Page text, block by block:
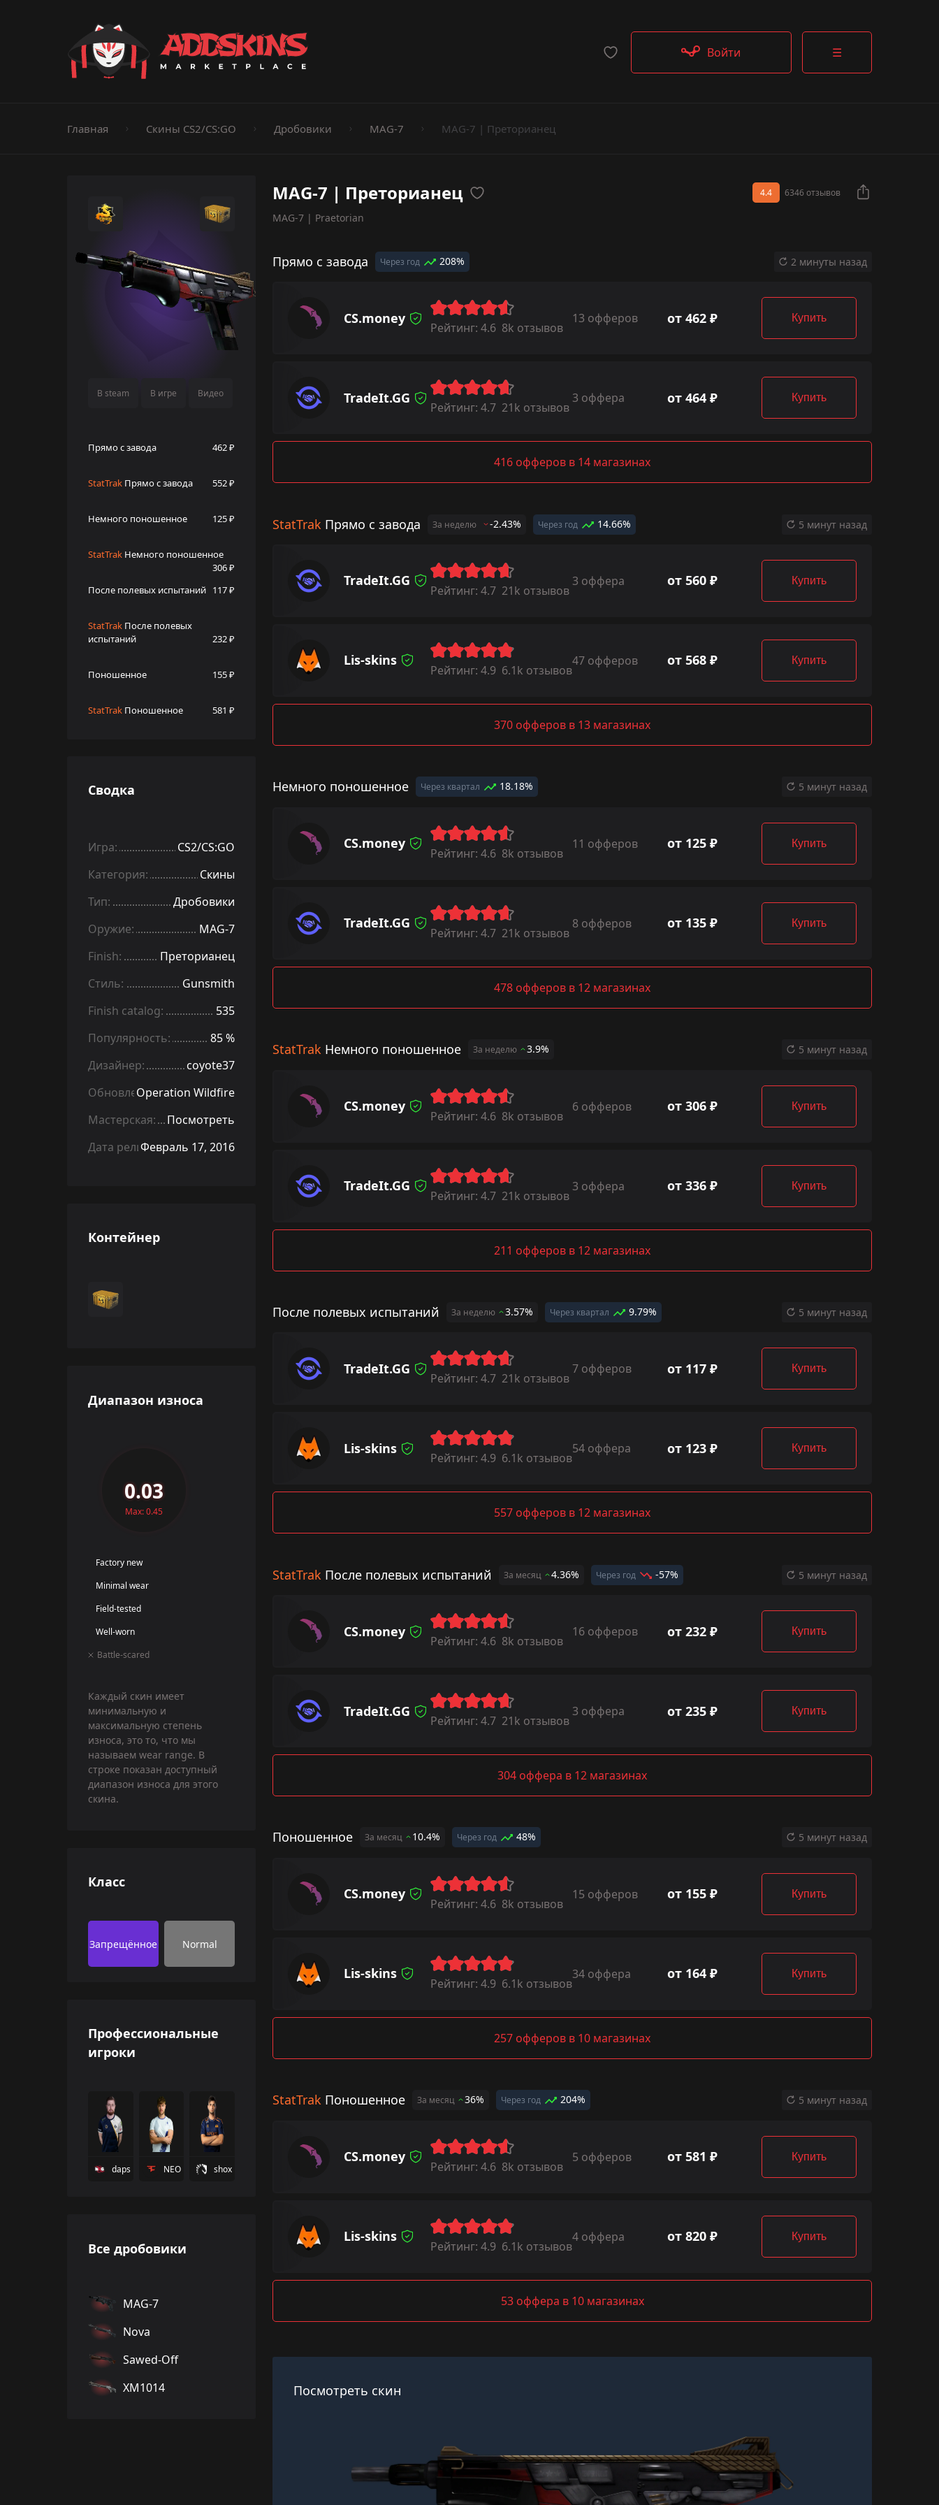
☰
Пистолеты
Ножи
Штурмовые винтовки
Войти
Главная Скины CS2/CS:GO Дробовики MAG-7 MAG-7 | Преторианец
MAG-7 | Преторианец
MAG-7 | Praetorian
4.4 6346 отзывов
В steam В игре Видео
Прямо с завода 462 ₽
StatTrak Прямо с завода 552 ₽
Немного поношенное 125 ₽
StatTrak Немного поношенное
306 ₽
После полевых испытаний 117 ₽
StatTrak После полевых
испытаний
232 ₽
Поношенное 155 ₽
StatTrak Поношенное 581 ₽
Прямо с завода Через год 208% 2 минуты назад
CS.money
Рейтинг: 4.6 8k отзывов
13 офферов от 462 ₽ Купить
TradeIt.GG
Рейтинг: 4.7 21k отзывов
3 оффера от 464 ₽ Купить
416 офферов в 14 магазинах
StatTrak Прямо с завода За неделю -2.43% Через год 14.66% 5 минут назад
TradeIt.GG
Рейтинг: 4.7 21k отзывов
3 оффера от 560 ₽ Купить
Lis-skins
Рейтинг: 4.9 6.1k отзывов
47 офферов от 568 ₽ Купить
370 офферов в 13 магазинах
Немного поношенное Через квартал 18.18% 5 минут назад
CS.money
Рейтинг: 4.6 8k отзывов
11 офферов от 125 ₽ Купить
TradeIt.GG
Рейтинг: 4.7 21k отзывов
8 офферов от 135 ₽ Купить
478 офферов в 12 магазинах
StatTrak Немного поношенное За неделю 3.9% 5 минут назад
CS.money
Рейтинг: 4.6 8k отзывов
6 офферов от 306 ₽ Купить
TradeIt.GG
Рейтинг: 4.7 21k отзывов
3 оффера от 336 ₽ Купить
211 офферов в 12 магазинах
После полевых испытаний За неделю 3.57% Через квартал 9.79% 5 минут назад
TradeIt.GG
Рейтинг: 4.7 21k отзывов
7 офферов от 117 ₽ Купить
Lis-skins
Рейтинг: 4.9 6.1k отзывов
54 оффера от 123 ₽ Купить
557 офферов в 12 магазинах
StatTrak После полевых испытаний За месяц 4.36% Через год -57% 5 минут назад
CS.money
Рейтинг: 4.6 8k отзывов
16 офферов от 232 ₽ Купить
TradeIt.GG
Рейтинг: 4.7 21k отзывов
3 оффера от 235 ₽ Купить
304 оффера в 12 магазинах
Поношенное За месяц 10.4% Через год 48% 5 минут назад
CS.money
Рейтинг: 4.6 8k отзывов
15 офферов от 155 ₽ Купить
Lis-skins
Рейтинг: 4.9 6.1k отзывов
34 оффера от 164 ₽ Купить
257 офферов в 10 магазинах
StatTrak Поношенное За месяц 36% Через год 204% 5 минут назад
CS.money
Рейтинг: 4.6 8k отзывов
5 офферов от 581 ₽ Купить
Lis-skins
Рейтинг: 4.9 6.1k отзывов
4 оффера от 820 ₽ Купить
53 оффера в 10 магазинах
Посмотреть скин
Сводка
Игра:
CS2/CS:GO
Категория:
Скины
Тип:
Дробовики
Оружие:
MAG-7
Finish:
Преторианец
Стиль:
Gunsmith
Finish catalog:
535
Популярность:
85 %
Дизайнер:
coyote37
Обновление:Operation Wildfire
Мастерская:
Посмотреть
Дата релиза:Февраль 17, 2016
Контейнер
Диапазон износа
0.03
Max: 0.45
Factory new
Minimal wear
Field-tested
Well-worn
Battle-scared
Каждый скин имеет
минимальную и
максимальную степень
износа, это то, что мы
называем wear range. В
строке показан доступный
диапазон износа для этого
скина.
Класс
Запрещённое Normal
Профессиональные
игроки
daps NEO shox
Все дробовики
MAG-7
Nova
Sawed-Off
XM1014